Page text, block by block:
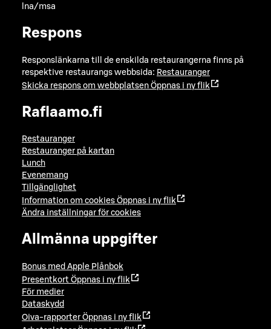
lna/msa
Respons
Responslänkarna till de enskilda restaurangerna finns på
respektive restaurangs webbsida: Restauranger
Skicka respons om webbplatsen Öppnas i ny flik
Raflaamo.fi
Restauranger
Restauranger på kartan
Lunch
Evenemang
Tillgänglighet
Information om cookies Öppnas i ny flik
Ändra inställningar för cookies
Allmänna uppgifter
Bonus med Apple Plånbok
Presentkort Öppnas i ny flik
För medier
Dataskydd
Oiva-rapporter Öppnas i ny flik